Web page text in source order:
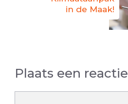
in de Maak!
Plaats een reactie